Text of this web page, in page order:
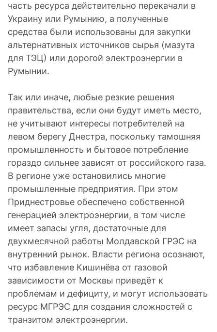
часть ресурса действительно перекачали в
Украину или Румынию, а полученные
средства были использованы для закупки
альтернативных источников сырья (мазута
для ТЭЦ) или дорогой электроэнергии в
Румынии.
Так или иначе, любые резкие решения
правительства, если они будут иметь место,
не учитывают интересы потребителей на
левом берегу Днестра, поскольку тамошняя
промышленность и бытовое потребление
гораздо сильнее зависят от российского газа.
В регионе уже остановились многие
промышленные предприятия. При этом
Приднестровье обеспечено собственной
генерацией электроэнергии, в том числе
имеет запасы угля, достаточные для
двухмесячной работы Молдавской ГРЭС на
внутренний рынок. Власти региона осознают,
что избавление Кишинёва от газовой
зависимости от Москвы приведёт к
проблемам и дефициту, и могут использовать
ресурс МГРЭС для создания сложностей с
транзитом электроэнергии.